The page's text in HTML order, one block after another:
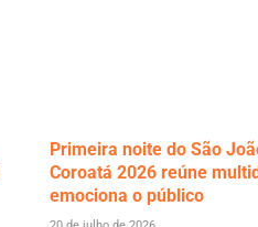
Primeira noite do São
Coroatá 2026 reúne
emociona o público